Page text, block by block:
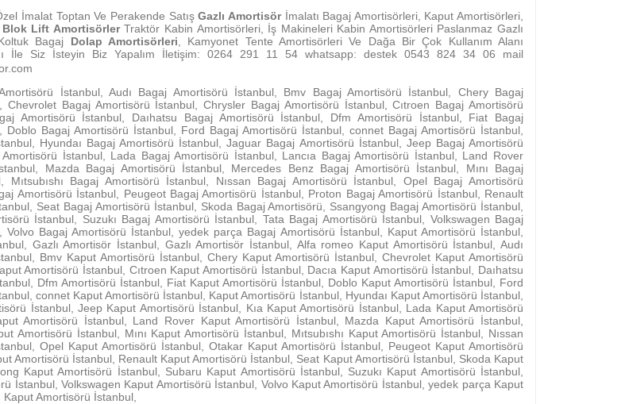
zel İmalat Toptan Ve Perakende SatışGazlı Amortisörİmalatı Bagaj Amortisörleri, Kaput Amortisörleri,
Blok Lift AmortisörlerTraktör Kabin Amortisörleri, İş Makineleri Kabin Amortisörleri Paslanmaz Gazlı
Bagaj Dolap Amortisörleri, Kamyonet Tente Amortisörleri Ve Dağa BirÇok Kullanım Alanı
İle Siz İsteyin Biz Yapalım İletişim: 0264 291 11 54 whatsapp: destek 0543 824 34 06 mail
İstanbul, Audı Bagaj Amortisörü İstanbul, Bmv Bagaj Amortisörü İstanbul, Chery Bagaj
Chevrolet Bagaj Amortisörü İstanbul, Chrysler Bagaj Amortisörü İstanbul, Cıtroen Bagaj Amortisörü
Amortisörü İstanbul, Daıhatsu Bagaj Amortisörü İstanbul, Dfm Amortisörü İstanbul, Fiat Bagaj
Doblo Bagaj Amortisörü İstanbul, Ford Bagaj Amortisörü İstanbul, connet Bagaj Amortisörü İstanbul,
Hyundaı Bagaj Amortisörü İstanbul, Jaguar Bagaj Amortisörü İstanbul, Jeep Bagaj Amortisörü
Amortisörü İstanbul, Lada Bagaj Amortisörü İstanbul, Lancıa Bagaj Amortisörü İstanbul, Land Rover
Mazda Bagaj Amortisörü İstanbul, Mercedes Benz Bagaj Amortisörü İstanbul, Mını Bagaj
Mıtsubıshı Bagaj Amortisörü İstanbul, Nıssan Bagaj Amortisörü İstanbul, Opel Bagaj Amortisörü
Amortisörü İstanbul, Peugeot Bagaj Amortisörü İstanbul, Proton Bagaj Amortisörü İstanbul, Renault
Seat Bagaj Amortisörü İstanbul, Skoda Bagaj Amortisörü, Ssangyong Bagaj Amortisörü İstanbul,
İstanbul, Suzukı Bagaj Amortisörü İstanbul, Tata Bagaj Amortisörü İstanbul, Volkswagen Bagaj
Volvo Bagaj Amortisörü İstanbul, yedek parça Bagaj Amortisörü İstanbul, Kaput Amortisörü İstanbul,
Gazlı Amortisör İstanbul, Gazlı Amortisör İstanbul, Alfa romeo Kaput Amortisörü İstanbul, Audı
Bmv Kaput Amortisörü İstanbul, Chery Kaput Amortisörü İstanbul, Chevrolet Kaput Amortisörü
Amortisörü İstanbul, Cıtroen Kaput Amortisörü İstanbul, Dacıa Kaput Amortisörü İstanbul, Daıhatsu
Dfm Amortisörü İstanbul, Fiat Kaput Amortisörü İstanbul, Doblo Kaput Amortisörü İstanbul, Ford
connet Kaput Amortisörü İstanbul, Kaput Amortisörü İstanbul, Hyundaı Kaput Amortisörü İstanbul,
İstanbul, Jeep Kaput Amortisörü İstanbul, Kıa Kaput Amortisörü İstanbul, Lada Kaput Amortisörü
Amortisörü İstanbul, Land Rover Kaput Amortisörü İstanbul, Mazda Kaput Amortisörü İstanbul,
Amortisörü İstanbul, Mını Kaput Amortisörü İstanbul, Mıtsubıshı Kaput Amortisörü İstanbul, Nıssan
Opel Kaput Amortisörü İstanbul, Otakar Kaput Amortisörü İstanbul, Peugeot Kaput Amortisörü
Amortisörü İstanbul, Renault Kaput Amortisörü İstanbul, Seat Kaput Amortisörü İstanbul, Skoda Kaput
Kaput Amortisörü İstanbul, Subaru Kaput Amortisörü İstanbul, Suzukı Kaput Amortisörü İstanbul,
İstanbul, Volkswagen Kaput Amortisörü İstanbul, Volvo Kaput Amortisörü İstanbul, yedek parça Kaput
Amortisörü İstanbul,